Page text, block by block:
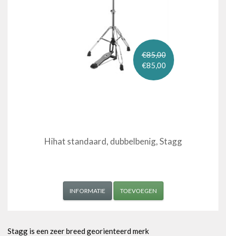
€85,00
€85,00
Hihat standaard, dubbelbenig, Stagg
INFORMATIE TOEVOEGEN
Stagg is een zeer breed georienteerd merk